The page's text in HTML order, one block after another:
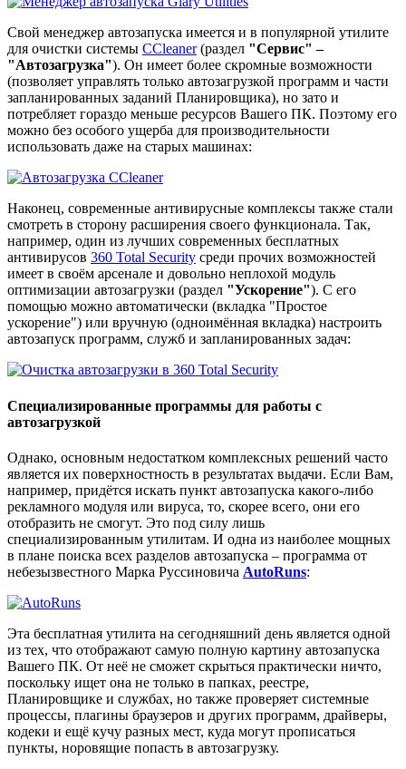
Свой менеджер автозапуска имеется и в популярной утилите
для очистки системы CCleaner(раздел "Сервис" –
"Автозагрузка"). Он имеет более скромные возможности
(позволяет управлять только автозагрузкой программ и части
запланированных заданий Планировщика), но зато и
потребляет гораздо меньше ресурсов Вашего ПК. Поэтому его
можно без особого ущерба для производительности
использовать даже на старых машинах:
Наконец, современные антивирусные комплексы также стали
смотреть в сторону расширения своего функционала. Так,
например, один из лучших современных бесплатных
антивирусов 360 Total Security среди прочих возможностей
имеет в своём арсенале и довольно неплохой модуль
оптимизации автозагрузки (раздел "Ускорение"). С его
помощью можно автоматически (вкладка "Простое
ускорение") или вручную (одноимённая вкладка) настроить
автозапуск программ, служб и запланированных задач:
Специализированные программы для работы с
автозагрузкой
Однако, основным недостатком комплексных решений часто
является их поверхностность в результатах выдачи. Если Вам,
например, придётся искать пункт автозапуска какого-либо
рекламного модуля или вируса, то, скорее всего, они его
отобразить не смогут. Это под силу лишь
специализированным утилитам. И одна из наиболее мощных
в плане поиска всех разделов автозапуска – программа от
небезызвестного Марка Руссиновича AutoRuns:
Эта бесплатная утилита на сегодняшний день является одной
из тех, что отображают самую полную картину автозапуска
Вашего ПК. От неё не сможет скрыться практически ничто,
поскольку ищет она не только в папках, реестре,
Планировщике и службах, но также проверяет системные
процессы, плагины браузеров и других программ, драйверы,
кодеки и ещё кучу разных мест, куда могут прописаться
пункты, норовящие попасть в автозагрузку.